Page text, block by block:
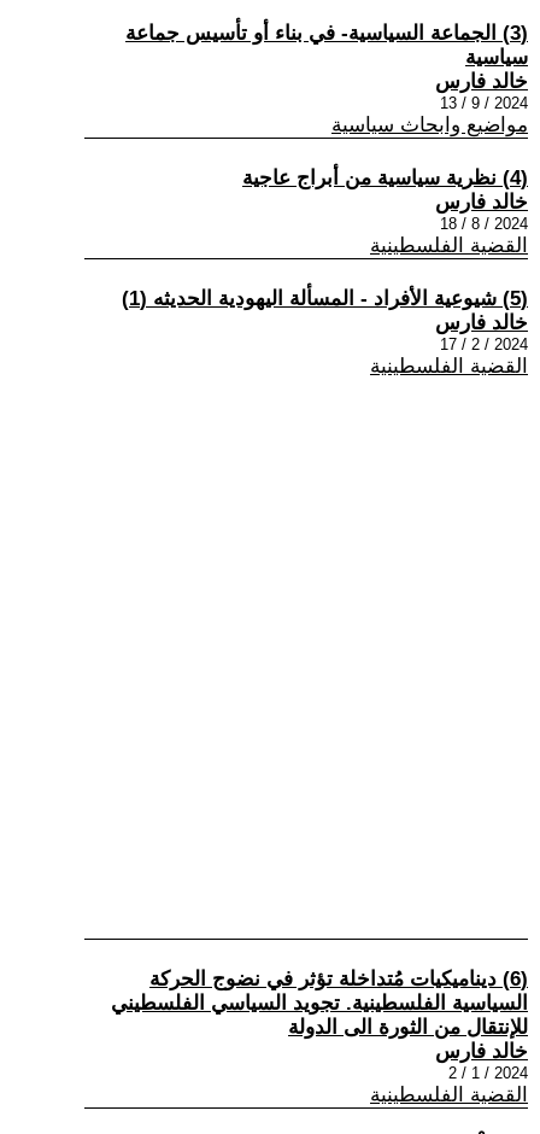
(3) الجماعة السياسية- في بناء أو تأسيس جماعة
سياسية
خالد فارس
2024 / 9 / 13
مواضيع وابحاث سياسية
(4) نظرية سياسية من أبراج عاجية
خالد فارس
2024 / 8 / 18
القضية الفلسطينية
(5) شيوعية الأفراد - المسألة اليهودية الحديثه (1)
خالد فارس
2024 / 2 / 17
القضية الفلسطينية
(6) ديناميكيات مُتداخلة تؤثر في نضوج الحركة
السياسية الفلسطينية. تجويد السياسي الفلسطيني
للإنتقال من الثورة الى الدولة
خالد فارس
2024 / 1 / 2
القضية الفلسطينية